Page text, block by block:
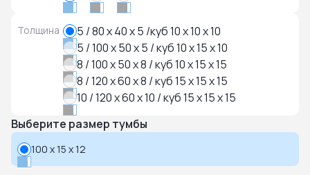
Толщина
5 / 80 x 40 x 5 /куб 10 x 10 x 10
5 / 100 x 50 x 5 / куб 10 x 15 x 10
8 / 100 x 50 x 8 / куб 10 x 15 x 15
8 / 120 x 60 x 8 / куб 15 x 15 x 15
10 / 120 x 60 x 10 / куб 15 x 15 x 15
Выберите размер тумбы
100 x 15 x 12